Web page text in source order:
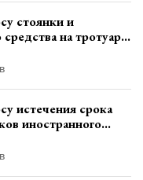
стоянки и
на тротуаре
истечения срока
иностранного